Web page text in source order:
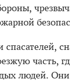
часть,
людей.